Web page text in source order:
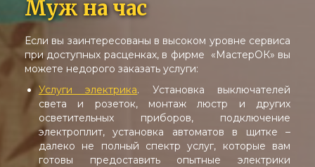
Муж на час
Если вы заинтересованы в высоком уровне сервиса
при доступных расценках, в фирме «МастерОК» вы
можете недорого заказать услуги:
Услуги электрика. Установка выключателей
света и розеток, монтаж люстр и других
осветительных приборов, подключение
электроплит, установка автоматов в щитке –
далеко не полный спектр услуг, которые вам
готовы предоставить опытные электрики